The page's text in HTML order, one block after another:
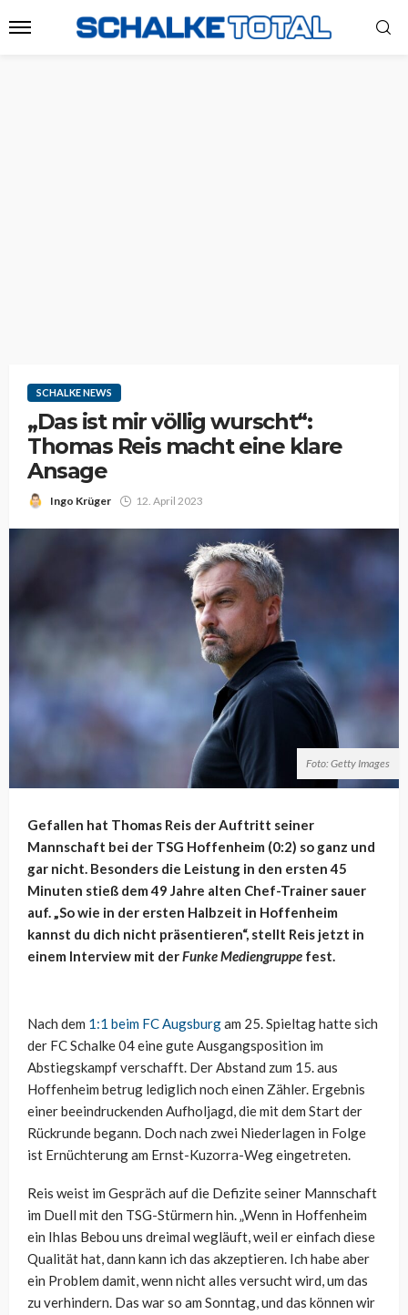
SCHALKE NEWS
„Das ist mir völlig wurscht“:
Thomas Reis macht eine klare
Ansage
Ingo Krüger 12. April 2023
Foto: Getty Images
Gefallen hat Thomas Reis der Auftritt seiner
Mannschaft bei der TSG Hoffenheim (0:2) so ganz und
gar nicht. Besonders die Leistung in den ersten 45
Minuten stieß dem 49 Jahre alten Chef-Trainer sauer
auf. „So wie in der ersten Halbzeit in Hoffenheim
kannst du dich nicht präsentieren“, stellt Reis jetzt in
einem Interview mit derFunke Mediengruppe fest.
Nach dem 1:1 beim FC Augsburgam 25. Spieltag hatte sich
der FC Schalke 04 eine gute Ausgangsposition im
Abstiegskampf verschafft. Der Abstand zum 15. aus
Hoffenheim betrug lediglich noch einen Zähler. Ergebnis
einer beeindruckenden Aufholjagd, die mit dem Start der
Rückrunde begann. Doch nach zwei Niederlagen in Folge
ist Ernüchterung am Ernst-Kuzorra-Weg eingetreten.
Reis weist im Gespräch auf die Defizite seiner Mannschaft
im Duell mit den TSG-Stürmern hin. „Wenn in Hoffenheim
ein Ihlas Bebou uns dreimal wegläuft, weil er einfach diese
Qualität hat, dann kann ich das akzeptieren. Ich habe aber
ein Problem damit, wenn nicht alles versucht wird, um das
zu verhindern. Das war so am Sonntag, und das können wir